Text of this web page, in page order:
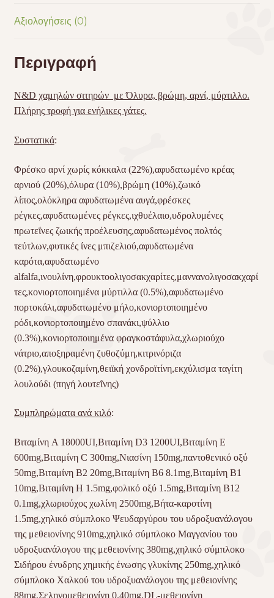
Αξιολογήσεις (0)
Περιγραφή
N&D χαμηλών σιτηρών με Όλυρα, βρώμη, αρνί, μύρτιλλο.
Πλήρης τροφή για ενήλικες γάτες.
Συστατικά:
Φρέσκο αρνί χωρίς κόκκαλα (22%),αφυδατωμένο κρέας
αρνιού (20%),όλυρα (10%),βρώμη (10%),ζωικό
λίπος,ολόκληρα αφυδατωμένα αυγά,φρέσκες
ρέγκες,αφυδατωμένες ρέγκες,ιχθυέλαιο,υδρολυμένες
πρωτεΐνες ζωικής προέλευσης,αφυδατωμένος πολτός
τεύτλων,φυτικές ίνες μπιζελιού,αφυδατωμένα
καρότα,αφυδατωμένο
alfalfa,ινουλίνη,φρουκτοολιγοσακχαρίτες,μαννανολιγοσακχαρί
τες,κονιορτοποιημένα μύρτιλλα (0.5%),αφυδατωμένο
πορτοκάλι,αφυδατωμένο μήλο,κονιορτοποιημένο
ρόδι,κονιορτοποιημένο σπανάκι,ψύλλιο
(0.3%),κονιορτοποιημένα φραγκοστάφυλα,χλωριούχο
νάτριο,αποξηραμένη ζυθοζύμη,κιτρινόριζα
(0.2%),γλουκοζαμίνη,θειϊκή χονδροϊτίνη,εκχύλισμα ταγίτη
λουλούδι (πηγή λουτεΐνης)
Συμπληρώματα ανά κιλό:
Βιταμίνη A 18000UI,Βιταμίνη D3 1200UI,Βιταμίνη E
600mg,Βιταμίνη C 300mg,Νιασίνη 150mg,παντοθενικό οξύ
50mg,Βιταμίνη B2 20mg,Βιταμίνη B6 8.1mg,Βιταμίνη B1
10mg,Βιταμίνη H 1.5mg,φολικό οξύ 1.5mg,Βιταμίνη B12
0.1mg,χλωριούχος χωλίνη 2500mg,Bήτα‐καροτίνη
1.5mg,χηλικό σύμπλοκο Ψευδαργύρου του υδροξυανάλογου
της μεθειονίνης 910mg,χηλικό σύμπλοκο Μαγγανίου του
υδροξυανάλογου της μεθειονίνης 380mg,χηλικό σύμπλοκο
Σιδήρου ένυδρης χημικής ένωσης γλυκίνης 250mg,χηλικό
σύμπλοκο Χαλκού του υδροξυανάλογου της μεθειονίνης
88mg,Σεληνομεθειονίνη 0.40mg,DL‐μεθειονίνη